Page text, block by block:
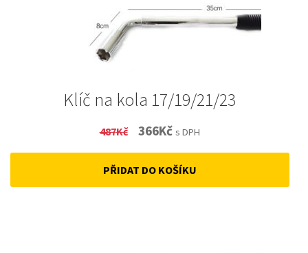
Klíč na kola 17/19/21/23
487Kč
Original
price
was:
366KčCurrent
price
is:
s DPH
PŘIDAT DO KOŠÍKU